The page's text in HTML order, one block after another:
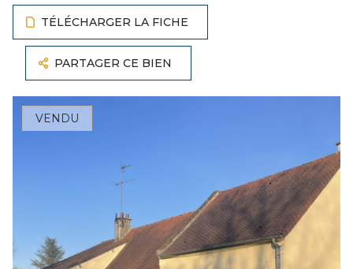
TÉLÉCHARGER LA FICHE
PARTAGER CE BIEN
VENDU